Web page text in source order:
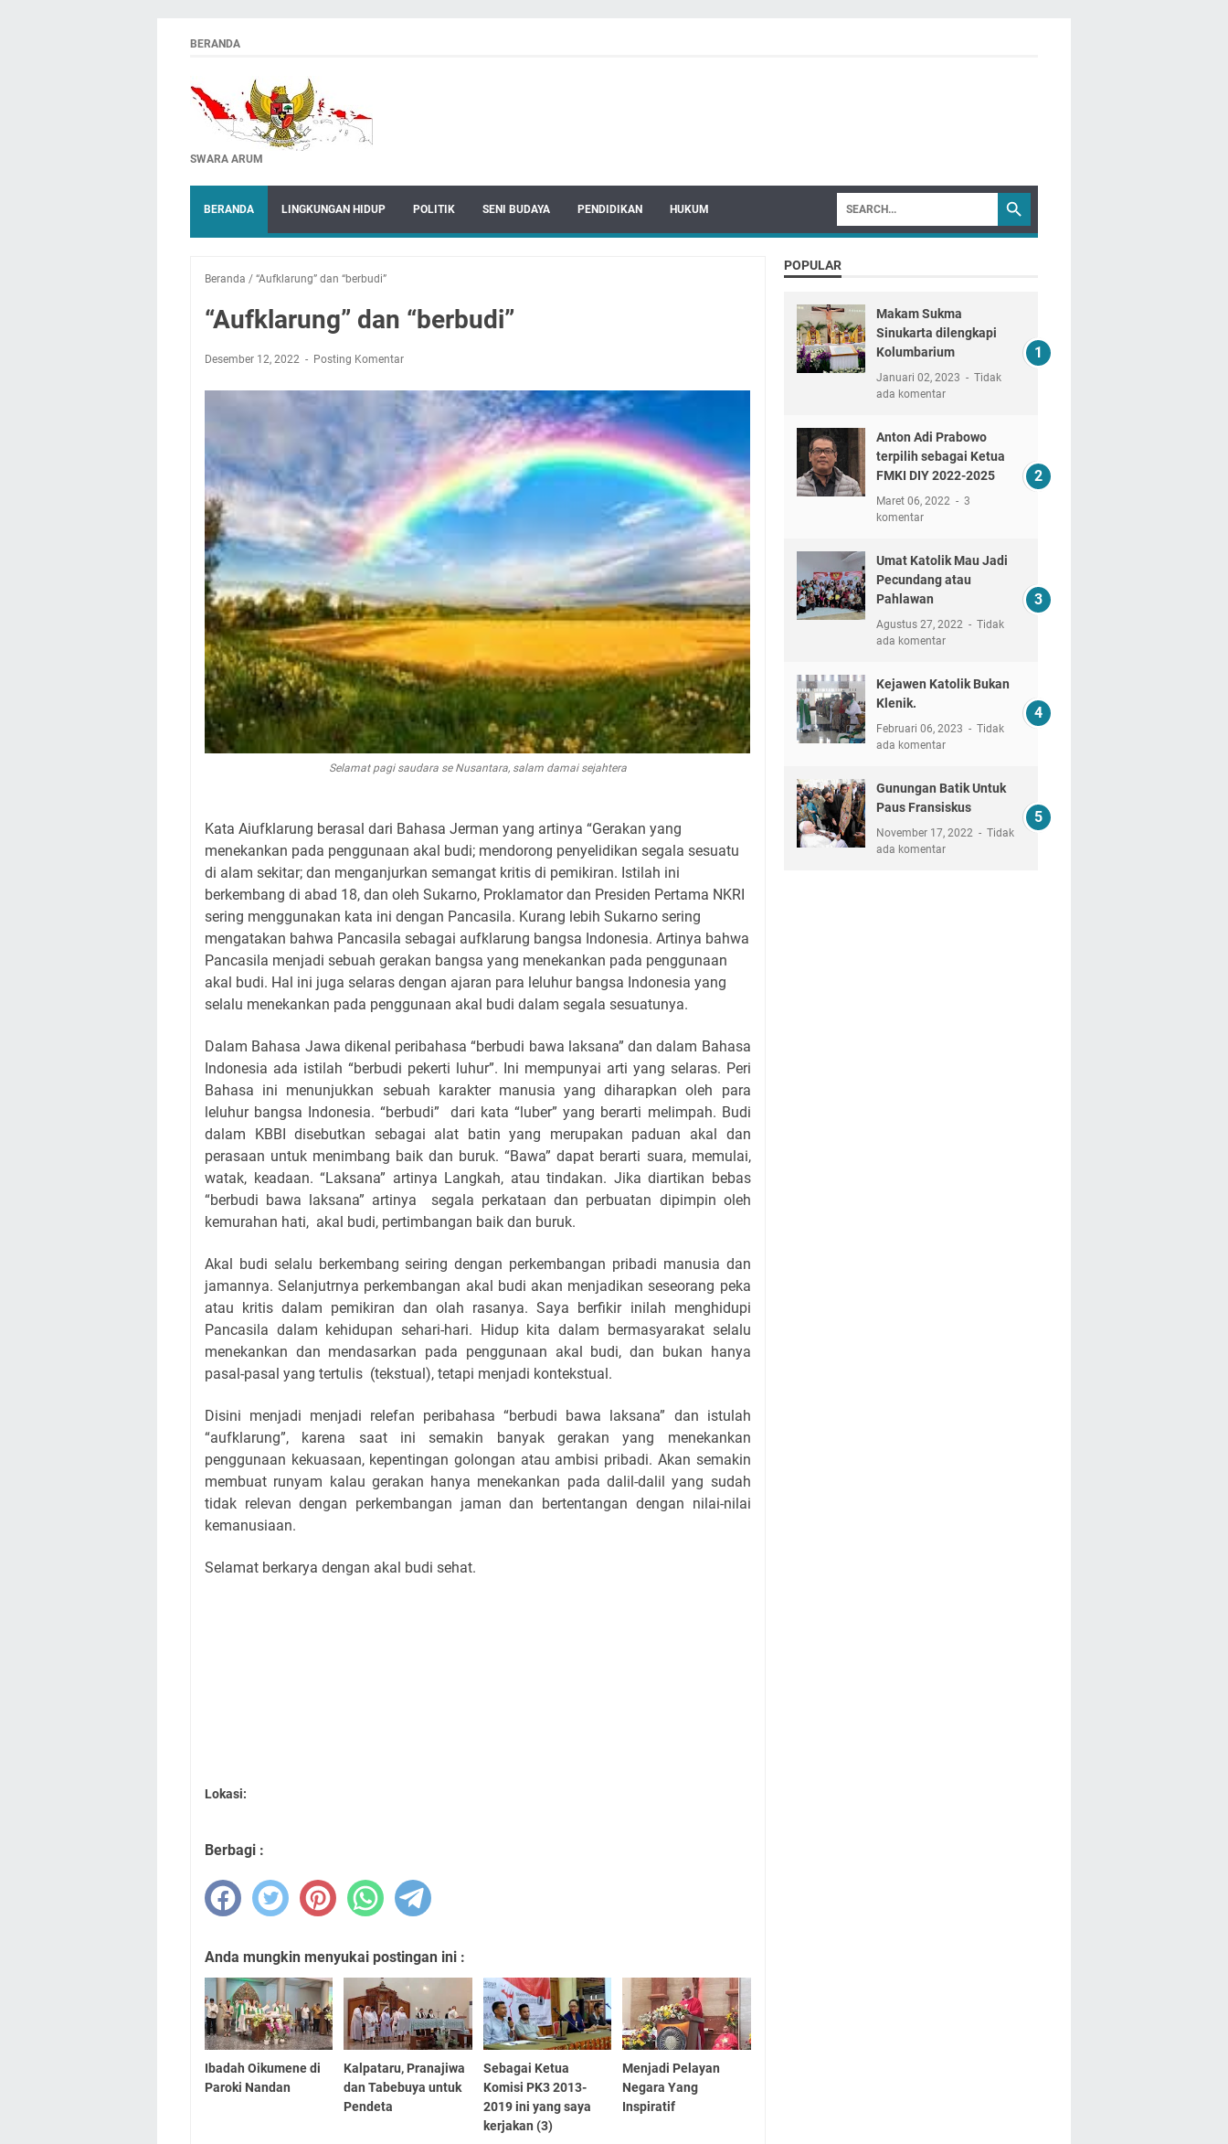
BERANDA
SWARA ARUM
BERANDA LINGKUNGAN HIDUP POLITIK SENI BUDAYA PENDIDIKAN HUKUM
Beranda / “Aufklarung” dan “berbudi”
“Aufklarung” dan “berbudi”
Desember 12, 2022 Posting Komentar
Selamat pagi saudara se Nusantara, salam damai sejahtera
Kata Aiufklarung berasal dari Bahasa Jerman yang artinya “Gerakan yang
menekankan pada penggunaan akal budi; mendorong penyelidikan segala sesuatu
di alam sekitar; dan menganjurkan semangat kritis di pemikiran. Istilah ini
berkembang di abad 18, dan oleh Sukarno, Proklamator dan Presiden Pertama NKRI
sering menggunakan kata ini dengan Pancasila. Kurang lebih Sukarno sering
mengatakan bahwa Pancasila sebagai aufklarung bangsa Indonesia. Artinya bahwa
Pancasila menjadi sebuah gerakan bangsa yang menekankan pada penggunaan
akal budi. Hal ini juga selaras dengan ajaran para leluhur bangsa Indonesia yang
selalu menekankan pada penggunaan akal budi dalam segala sesuatunya.
Dalam Bahasa Jawa dikenal peribahasa “berbudi bawa laksana” dan dalam Bahasa
Indonesia ada istilah “berbudi pekerti luhur”. Ini mempunyai arti yang selaras. Peri
Bahasa ini menunjukkan sebuah karakter manusia yang diharapkan oleh para
leluhur bangsa Indonesia. “berbudi” dari kata “luber” yang berarti melimpah. Budi
dalam KBBI disebutkan sebagai alat batin yang merupakan paduan akal dan
perasaan untuk menimbang baik dan buruk. “Bawa” dapat berarti suara, memulai,
watak, keadaan. “Laksana” artinya Langkah, atau tindakan. Jika diartikan bebas
“berbudi bawa laksana” artinya segala perkataan dan perbuatan dipimpin oleh
kemurahan hati, akal budi, pertimbangan baik dan buruk.
Akal budi selalu berkembang seiring dengan perkembangan pribadi manusia dan
jamannya. Selanjutrnya perkembangan akal budi akan menjadikan seseorang peka
atau kritis dalam pemikiran dan olah rasanya. Saya berfikir inilah menghidupi
Pancasila dalam kehidupan sehari-hari. Hidup kita dalam bermasyarakat selalu
menekankan dan mendasarkan pada penggunaan akal budi, dan bukan hanya
pasal-pasal yang tertulis (tekstual), tetapi menjadi kontekstual.
Disini menjadi menjadi relefan peribahasa “berbudi bawa laksana” dan istulah
“aufklarung”, karena saat ini semakin banyak gerakan yang menekankan
penggunaan kekuasaan, kepentingan golongan atau ambisi pribadi. Akan semakin
membuat runyam kalau gerakan hanya menekankan pada dalil-dalil yang sudah
tidak relevan dengan perkembangan jaman dan bertentangan dengan nilai-nilai
kemanusiaan.
Selamat berkarya dengan akal budi sehat.
Lokasi:
Berbagi :
Anda mungkin menyukai postingan ini :
Ibadah Oikumene di
Paroki Nandan
Kalpataru, Pranajiwa
dan Tabebuya untuk
Pendeta
Sebagai Ketua
Komisi PK3 2013-
2019 ini yang saya
kerjakan (3)
Menjadi Pelayan
Negara Yang
Inspiratif
POPULAR
Makam Sukma
Sinukarta dilengkapi
Kolumbarium
Januari 02, 2023
Tidak
ada komentar
Anton Adi Prabowo
terpilih sebagai Ketua
FMKI DIY 2022-2025
Maret 06, 2022
3
komentar
Umat Katolik Mau Jadi
Pecundang atau
Pahlawan
Agustus 27, 2022
Tidak
ada komentar
Kejawen Katolik Bukan
Klenik.
Februari 06, 2023
Tidak
ada komentar
Gunungan Batik Untuk
Paus Fransiskus
November 17, 2022
Tidak
ada komentar